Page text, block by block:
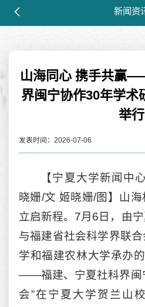
新闻资
山海同心 携手共赢
界闽宁协作30年学术
举行
发表时间：2026-07-06
【宁夏大学新闻中
晓姗/文 姬晓姗/图】山
立启新程。7月6日，由
与福建省社会科学界联
学和福建农林大学承办
——福建、宁夏社科界闽
会”在宁夏大学贺兰山